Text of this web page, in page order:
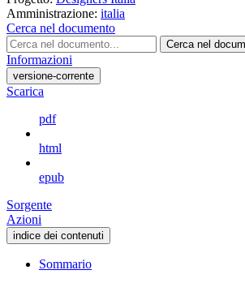
Amministrazione: italia
Cerca nel documento
Cerca nel
Informazioni
versione-corrente
Scarica
pdf
html
epub
Sorgente
Azioni
indice dei contenuti
Sommario